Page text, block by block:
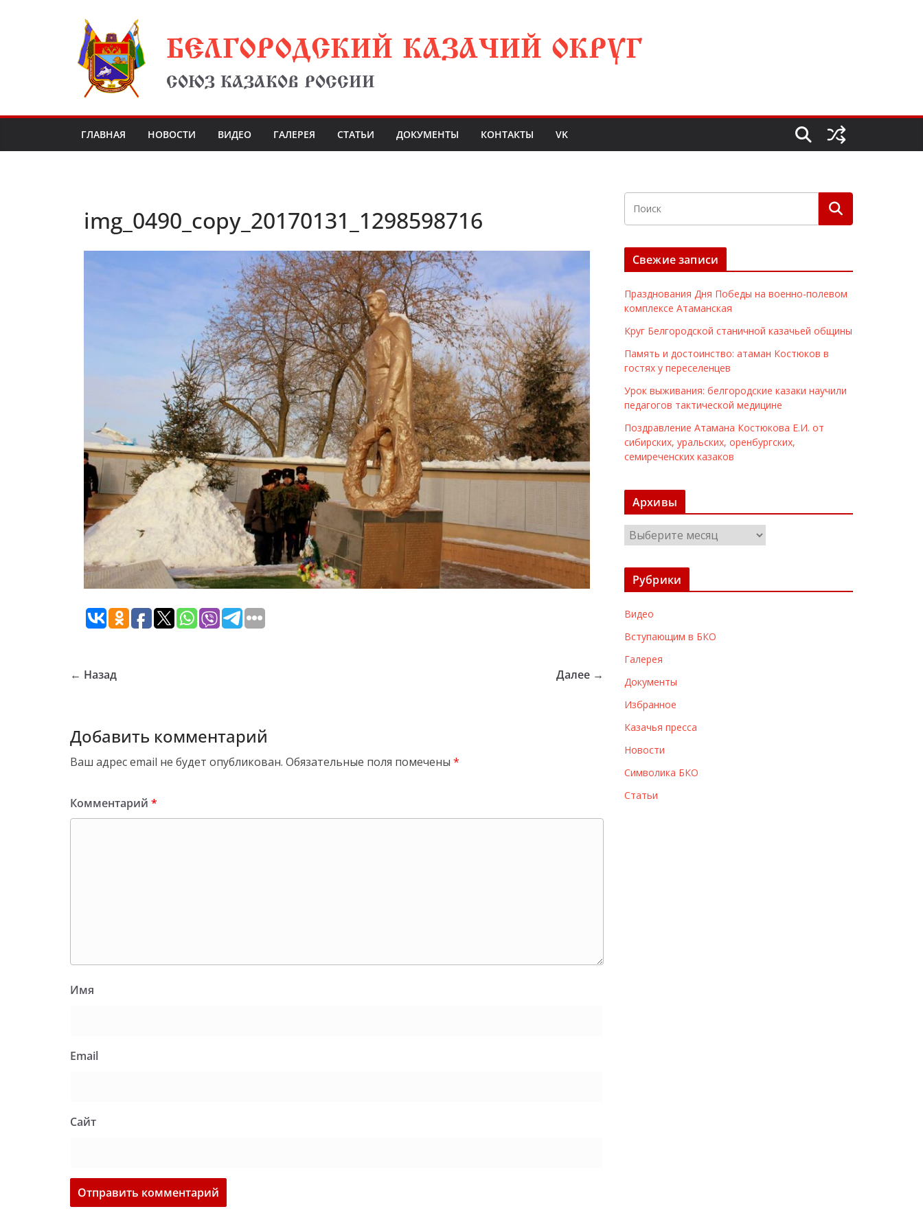
БЕЛГОРОДСКИЙ КАЗАЧИЙ ОКРУГ
СОЮЗ КАЗАКОВ РОССИИ
ГЛАВНАЯ НОВОСТИ ВИДЕО ГАЛЕРЕЯ СТАТЬИ ДОКУМЕНТЫ КОНТАКТЫ VK
img_0490_copy_20170131_1298598716
← Назад Далее →
Добавить комментарий
Ваш адрес email не будет опубликован. Обязательные поля помечены *
Комментарий *
Имя
Email
Сайт
Свежие записи
Празднования Дня Победы на военно-полевом
комплексе Атаманская
Круг Белгородской станичной казачьей общины
Память и достоинство: атаман Костюков в
гостях у переселенцев
Урок выживания: белгородские казаки научили
педагогов тактической медицине
Поздравление Атамана Костюкова Е.И. от
сибирских, уральских, оренбургских,
семиреченских казаков
Архивы
р
х
ы
Рубрики
Видео
Вступающим в БКО
Галерея
Документы
Избранное
Казачья пресса
Новости
Символика БКО
Статьи